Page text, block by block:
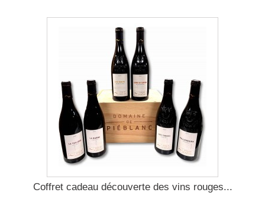
Coffret cadeau découverte des vins rouges...